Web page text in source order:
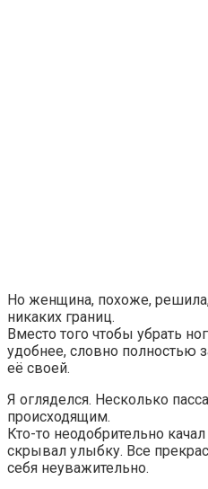
Но женщина, похоже,
никаких границ.
Вместо того чтобы убрать
удобнее, словно полностью
её своей.
Я огляделся. Несколько
происходящим.
Кто-то неодобрительно
скрывал улыбку. Все
себя неуважительно.